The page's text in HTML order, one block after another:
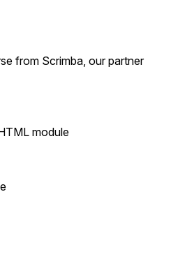
from Scrimba, our partner
module